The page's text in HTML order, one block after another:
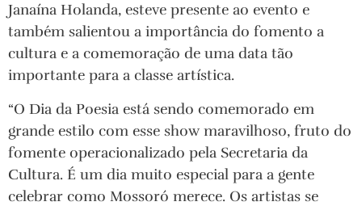
Janaína Holanda, esteve presente ao evento e
também salientou a importância do fomento a
cultura e a comemoração de uma data tão
importante para a classe artística.
“O Dia da Poesia está sendo comemorado em
grande estilo com esse show maravilhoso, fruto do
fomente operacionalizado pela Secretaria da
Cultura. É um dia muito especial para a gente
celebrar como Mossoró merece. Os artistas se